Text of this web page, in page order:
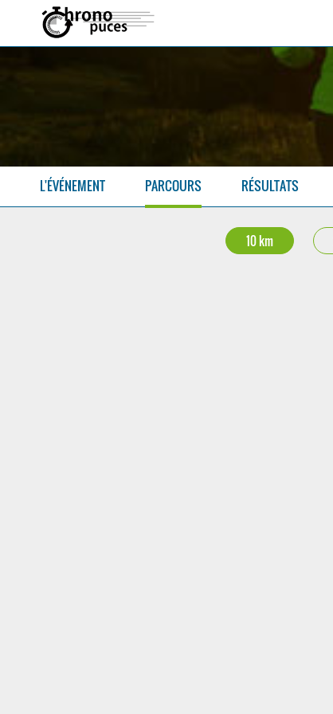
L'ÉVÉNEMENT PARCOURS RÉSULTATS
10 km